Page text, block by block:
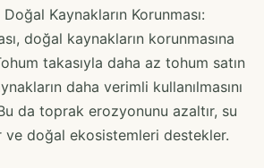
Doğal Kaynakların Korunması:
doğal kaynakların korunmasına
takasıyla daha az tohum satın
daha verimli kullanılmasını
da toprak erozyonunu azaltır, su
ve doğal ekosistemleri destekler.